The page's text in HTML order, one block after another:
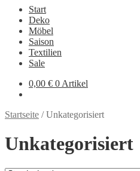
Start
Deko
Möbel
Saison
Textilien
Sale
0,00 € 0 Artikel
Startseite /Unkategorisiert
Unkategorisiert